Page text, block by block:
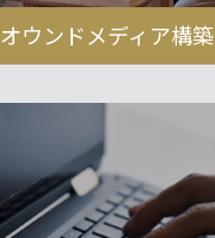
オウンドメディア構築